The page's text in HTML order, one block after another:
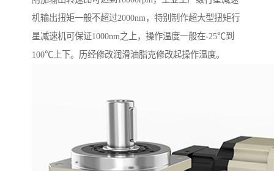
机输出扭矩一般不超过2000nm，特别制作超大型扭矩行
星减速机可保证1000nm之上，操作温度一般在-25℃到
100℃上下。历经修改润滑油脂克修改起操作温度。